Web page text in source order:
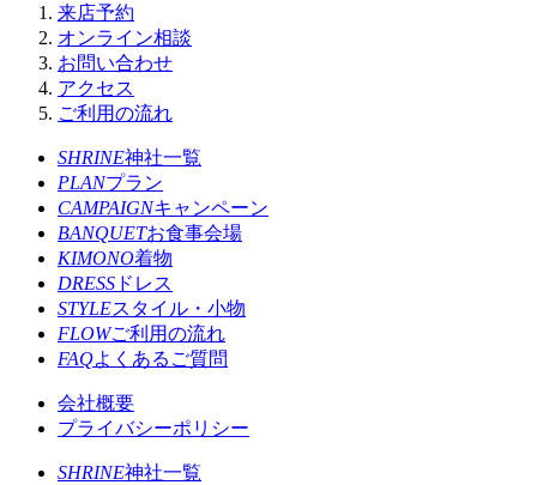
来店予約
オンライン相談
お問い合わせ
アクセス
ご利用の流れ
SHRINE神社一覧
PLANプラン
CAMPAIGNキャンペーン
BANQUETお食事会場
KIMONO着物
DRESS ドレス
STYLEスタイル・小物
FLOWご利用の流れ
FAQよくあるご質問
会社概要
プライバシーポリシー
SHRINE神社一覧